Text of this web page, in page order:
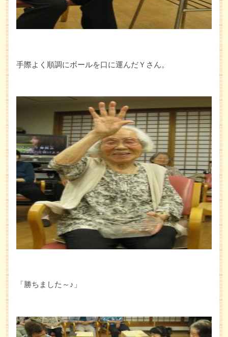
手際よく順調にボールを口に運んだＹさん。
「勝ちました～♪」